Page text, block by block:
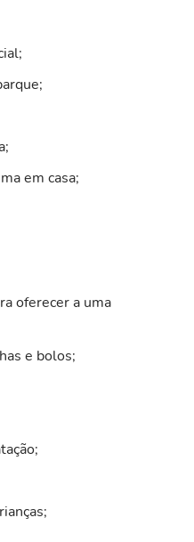
em casa;
oferecer a uma
e bolos;